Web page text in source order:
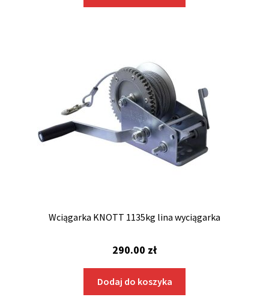
Wciągarka KNOTT 1135kg lina wyciągarka
290.00 zł
Dodaj do koszyka